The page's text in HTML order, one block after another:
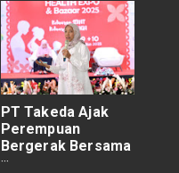
PT Takeda Ajak
Perempuan
Bergerak Bersama
Menuju Nol